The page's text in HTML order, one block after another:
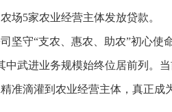
场5家农业经营主体发放贷款。
坚守“支农、惠农、助农”初心使
武进业务规模始终位居前列。
滴灌到农业经营主体，真正成